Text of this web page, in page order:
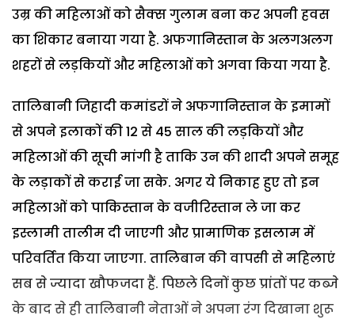
उम्र की महिलाओं को सैक्स गुलाम बना कर अपनी हवस
का शिकार बनाया गया है. अफगानिस्तान के अलगअलग
शहरों से लड़कियों और महिलाओं को अगवा किया गया है.
तालिबानी जिहादी कमांडरों ने अफगानिस्तान के इमामों
से अपने इलाकों की 12 से 45 साल की लड़कियों और
महिलाओं की सूची मांगी है ताकि उन की शादी अपने समूह
के लड़ाकों से कराई जा सके. अगर ये निकाह हुए तो इन
महिलाओं को पाकिस्तान के वजीरिस्तान ले जा कर
इस्लामी तालीम दी जाएगी और प्रामाणिक इसलाम में
परिवर्तित किया जाएगा. तालिबान की वापसी से महिलाएं
सब से ज्यादा खौफजदा हैं. पिछले दिनों कुछ प्रांतों पर कब्जे
के बाद से ही तालिबानी नेताओं ने अपना रंग दिखाना शुरू